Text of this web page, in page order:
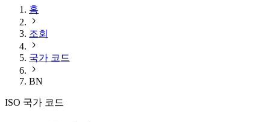
홈
조회
국가 코드
BN
ISO 국가 코드